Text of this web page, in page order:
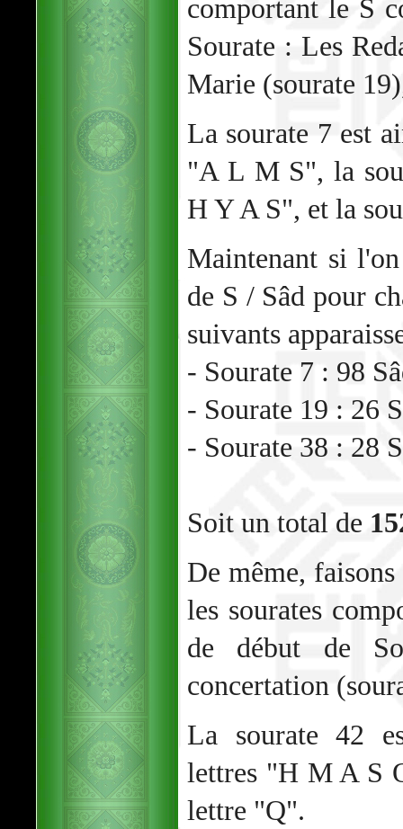
comportant le S
Sourate : Les
Marie (sourate
La sourate 7 est
"A L M S", la
H Y A S", et la
Maintenant si
de S / Sâd pour
suivants
- Sourate 7 : 98
- Sourate 19 : 26
- Sourate 38 : 28
Soit un total de
De même,
les sourates
de début de
concertation
La sourate 42
lettres "H M A S
lettre "Q".